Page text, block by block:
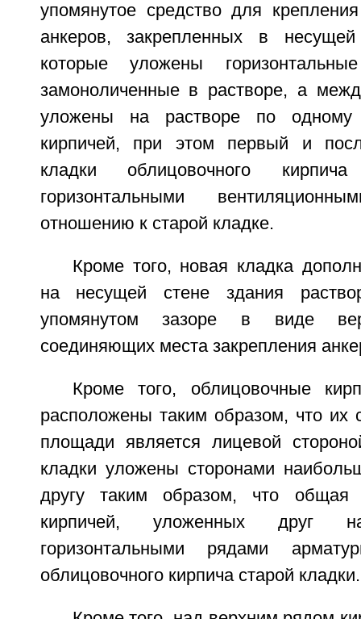
упомянутое средство для
анкеров, закрепленных в
которые уложены
замоноличенные в растворе, а
уложены на растворе по
кирпичей, при этом первый и
кладки облицовочного
горизонтальными
отношению к старой кладке.
Кроме того, новая кладка
на несущей стене здания
упомянутом зазоре в виде
соединяющих места закрепления
Кроме того, облицовочные
расположены таким образом, что их
площади является лицевой
кладки уложены сторонами
другу таким образом, что общая
кирпичей, уложенных друг
горизонтальными рядами
облицовочного кирпича старой кладки.